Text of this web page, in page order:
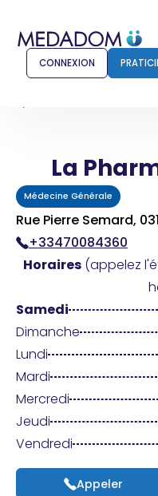
Comment ça
Pour les patients
Pharmacien
CONNEXION
La
Médecine Générale
Rue Pierre Semard,
+33470084360
Horaires (appelez
Samedi
Dimanche
Lundi
Mardi
Mercredi
Jeudi
Vendredi
Appeler